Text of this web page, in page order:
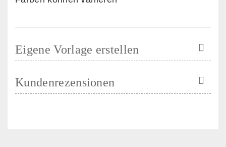
Eigene Vorlage erstellen
Kundenrezensionen